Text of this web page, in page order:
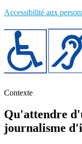
Accessibilité aux
Contexte
Qu'attendre
journalisme